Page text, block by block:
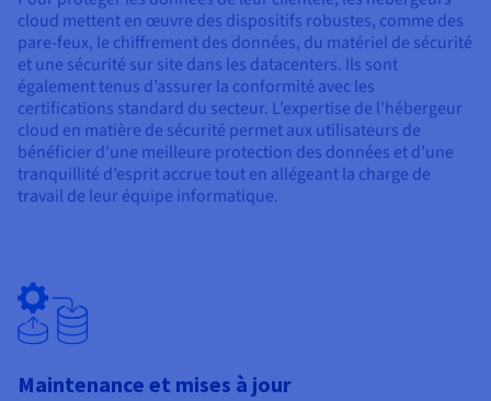
cloud mettent en œuvre des dispositifs robustes, comme des
pare-feux, le chiffrement des données, du matériel de sécurité
et une sécurité sur site dans les datacenters. Ils sont
également tenus d’assurer la conformité avec les
certifications standard du secteur. L’expertise de l’hébergeur
cloud en matière de sécurité permet aux utilisateurs de
bénéficier d’une meilleure protection des données et d’une
tranquillité d’esprit accrue tout en allégeant la charge de
travail de leur équipe informatique.
Maintenance et mises à jour